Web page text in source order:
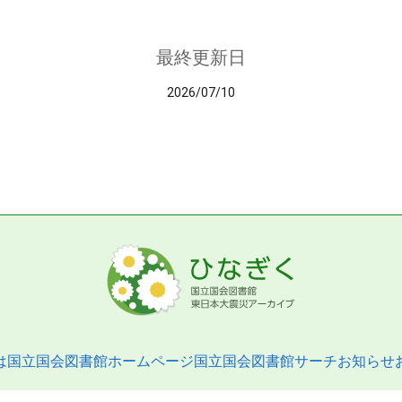
最終更新日
2026/07/10
国立国会図書館ホームページ国立国会図書館サーチお知らせ